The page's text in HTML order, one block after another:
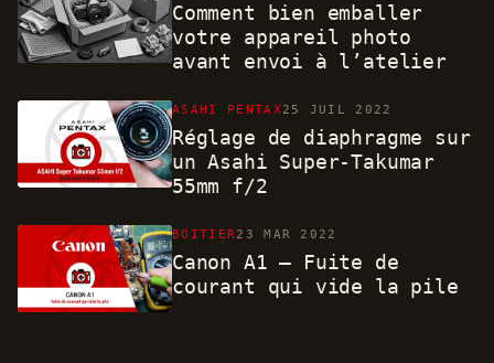
Comment bien emballer
votre appareil photo
avant envoi à l’atelier
ASAHI PENTAX25 JUIL 2022
Réglage de diaphragme sur
un Asahi Super-Takumar
55mm f/2
BOITIER23 MAR 2022
Canon A1 – Fuite de
courant qui vide la pile